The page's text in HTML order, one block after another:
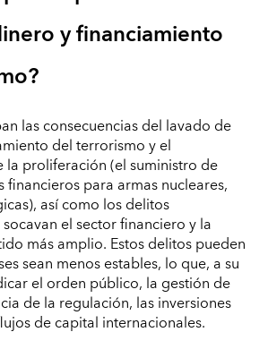
y financiamiento
las consecuencias del lavado de
del terrorismo y el
la proliferación (el suministro de
financieros para armas nucleares,
así como los delitos
el sector financiero y la
más amplio. Estos delitos pueden
sean menos estables, lo que, a su
el orden público, la gestión de
de la regulación, las inversiones
de capital internacionales.